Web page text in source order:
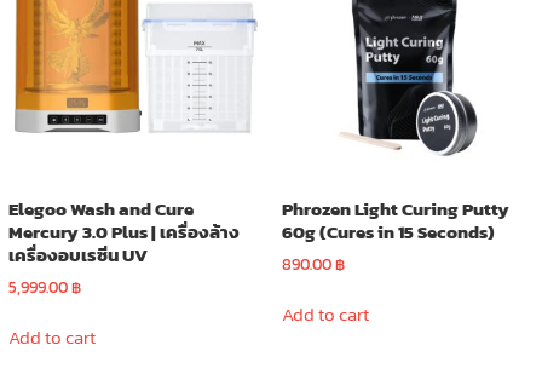
Elegoo Wash and Cure
Mercury 3.0 Plus | เครื่องล้าง
เครื่องอบเรซิ่น UV
5,999.00฿
Add to cart
Phrozen Light Curing Putty
60g (Cures in 15 Seconds)
890.00฿
Add to cart